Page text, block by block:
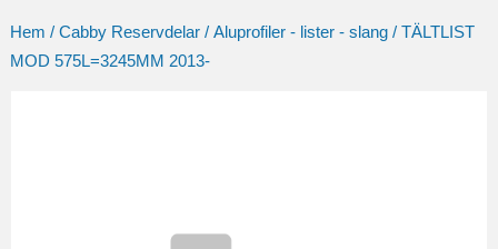
Hem / Cabby Reservdelar/ Aluprofiler - lister - slang/ TÄLTLIST
MOD 575L=3245MM 2013-